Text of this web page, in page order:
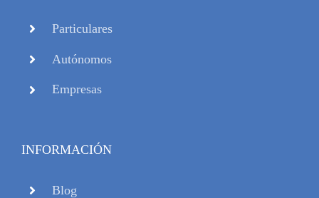
Particulares
Autónomos
Empresas
INFORMACIÓN
Blog